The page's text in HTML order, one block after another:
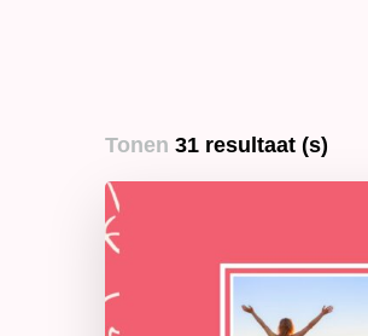
Tonen 31 resultaat (s)